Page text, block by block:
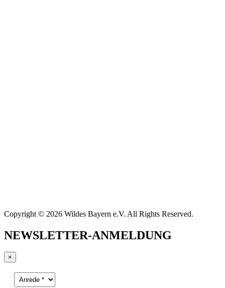
Copyright © 2026 Wildes Bayern e.V. All Rights Reserved.
NEWSLETTER-ANMELDUNG
×